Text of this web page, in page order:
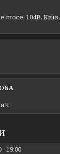
шосе, 104B, Київ,
19:00